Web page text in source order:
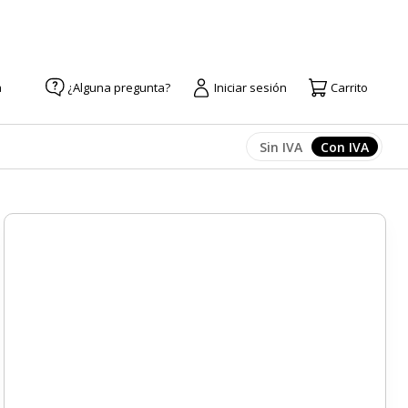
¿Alguna pregunta? Iniciar sesión Carrito
Afficher les prix
Sin IVA Afficher
Con IVA